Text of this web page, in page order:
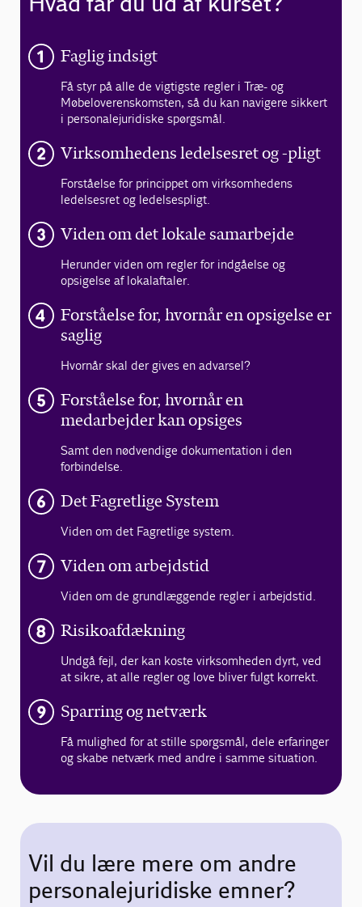
Faglig indsigt
Få styr på alle de vigtigste regler i Træ- og
Møbeloverenskomsten, så du kan navigere sikkert
i personalejuridiske spørgsmål.
Virksomhedens ledelsesret og -pligt
Forståelse for princippet om virksomhedens
ledelsesret og ledelsespligt.
Viden om det lokale samarbejde
Herunder viden om regler for indgåelse og
opsigelse af lokalaftaler.
Forståelse for, hvornår en opsigelse er
saglig
Hvornår skal der gives en advarsel?
Forståelse for, hvornår en
medarbejder kan opsiges
Samt den nødvendige dokumentation i den
forbindelse.
Det Fagretlige System
Viden om det Fagretlige system.
Viden om arbejdstid
Viden om de grundlæggende regler i arbejdstid.
Risikoafdækning
Undgå fejl, der kan koste virksomheden dyrt, ved
at sikre, at alle regler og love bliver fulgt korrekt.
Sparring og netværk
Få mulighed for at stille spørgsmål, dele erfaringer
og skabe netværk med andre i samme situation.
Vil du lære mere om andre
personalejuridiske emner?